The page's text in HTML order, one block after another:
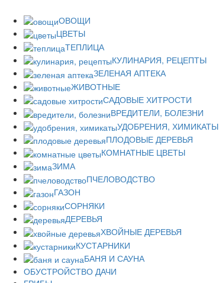
ОВОЩИ
ЦВЕТЫ
ТЕПЛИЦА
КУЛИНАРИЯ, РЕЦЕПТЫ
ЗЕЛЕНАЯ АПТЕКА
ЖИВОТНЫЕ
САДОВЫЕ ХИТРОСТИ
ВРЕДИТЕЛИ, БОЛЕЗНИ
УДОБРЕНИЯ, ХИМИКАТЫ
ПЛОДОВЫЕ ДЕРЕВЬЯ
КОМНАТНЫЕ ЦВЕТЫ
ЗИМА
ПЧЕЛОВОДСТВО
ГАЗОН
СОРНЯКИ
ДЕРЕВЬЯ
ХВОЙНЫЕ ДЕРЕВЬЯ
КУСТАРНИКИ
БАНЯ И САУНА
ОБУСТРОЙСТВО ДАЧИ